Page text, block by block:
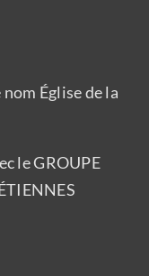
Église de la
le GROUPE